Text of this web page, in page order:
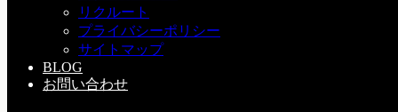
リクルート
プライバシーポリシー
サイトマップ
BLOG
お問い合わせ
2017年7月26日
本日新しい花器が入荷しました♪ テラコッタ素材のどっしり
とした花器で...